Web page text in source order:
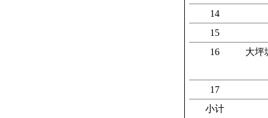
14
15
16
大坪
17
小计